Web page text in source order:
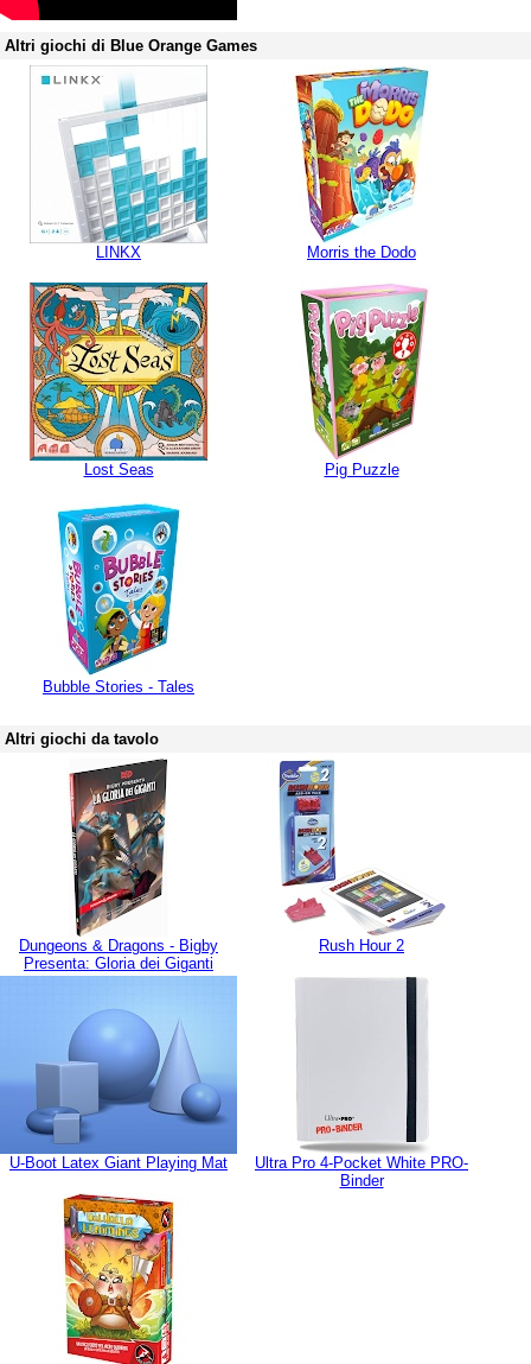
Altri giochi di Blue Orange Games
LINKX Morris the Dodo
Lost Seas Pig Puzzle
Bubble Stories - Tales
Altri giochi da tavolo
Dungeons & Dragons - Bigby
Presenta: Gloria dei Giganti
Rush Hour 2
U-Boot Latex Giant Playing Mat
Ultra Pro 4-Pocket White PRO-
Binder